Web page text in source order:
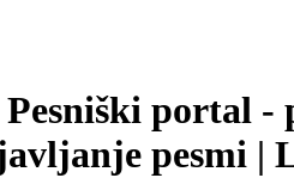
Pesniški portal -
pesmi |